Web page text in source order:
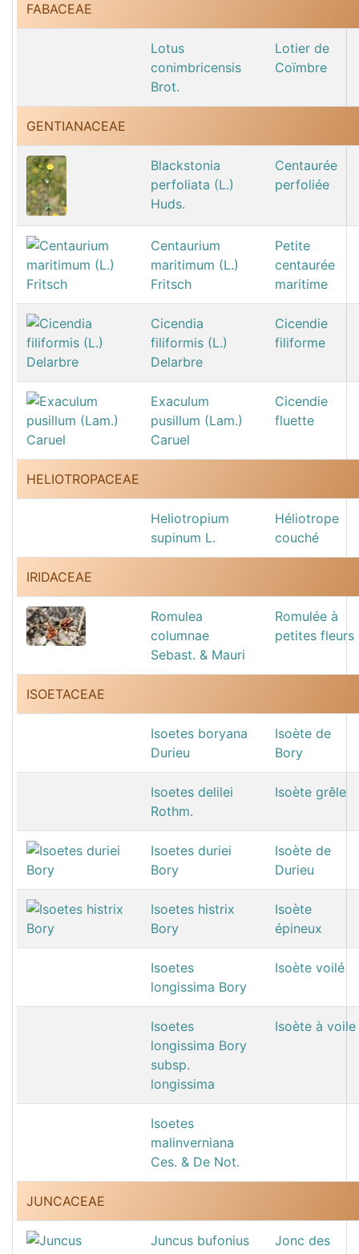
FABACEAE
Lotus
conimbricensis
Brot.
Lotier de
Coïmbre
GENTIANACEAE
Blackstonia
perfoliata (L.)
Huds.
Centaurée
perfoliée
Centaurium
maritimum (L.)
Fritsch
Petite
centaurée
maritime
Cicendia
filiformis (L.)
Delarbre
Cicendie
filiforme
Exaculum
pusillum (Lam.)
Caruel
Cicendie
fluette
HELIOTROPACEAE
Heliotropium
supinum L.
Héliotrope
couché
IRIDACEAE
Romulea
columnae
Sebast. & Mauri
Romulée à
petites fleurs
ISOETACEAE
Isoetes boryana
Durieu
Isoète de
Bory
Isoetes delilei
Rothm.
Isoète grêle
Isoetes duriei
Bory
Isoète de
Durieu
Isoetes histrix
Bory
Isoète
épineux
Isoetes
longissima Bory
Isoète voilé
Isoetes
longissima Bory
subsp.
longissima
Isoète à voile
Isoetes
malinverniana
Ces. & De Not.
JUNCACEAE
Juncus bufonius
Jonc des